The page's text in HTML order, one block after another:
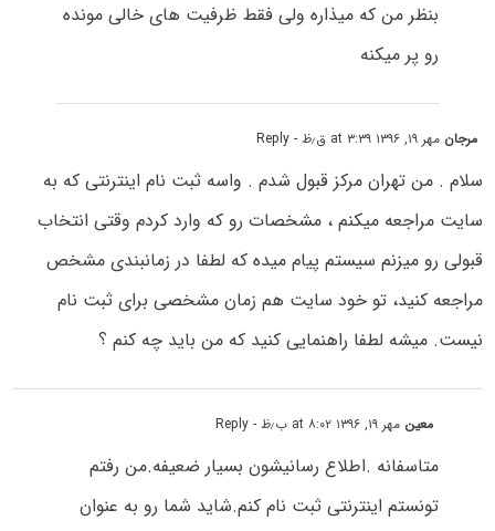
بنظر من که میذاره ولی فقط ظرفیت های خالی مونده
رو پر میکنه
مرجان مهر ۱۹, ۱۳۹۶ at ۳:۳۹ ق٫ظ - Reply
سلام . من تهران مرکز قبول شدم . واسه ثبت نام اینترنتی که به
سایت مراجعه میکنم ، مشخصات رو که وارد کردم وقتی انتخاب
قبولی رو میزنم سیستم پیام میده که لطفا در زمانبندی مشخص
مراجعه کنید، تو خود سایت هم زمان مشخصی برای ثبت نام
نیست. میشه لطفا راهنمایی کنید که من باید چه کنم ؟
معین مهر ۱۹, ۱۳۹۶ at ۸:۰۲ ب٫ظ - Reply
متاسفانه .اطلاع رسانیشون بسیار ضعیفه.من رفتم
تونستم اینترنتی ثبت نام کنم.شاید شما رو به عنوان